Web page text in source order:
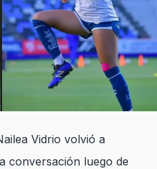
Vidrio volvió a
conversación luego de